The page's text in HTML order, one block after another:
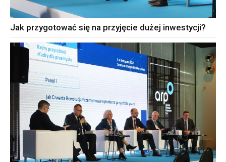
Jak przygotować się na przyjęcie dużej inwestycji?